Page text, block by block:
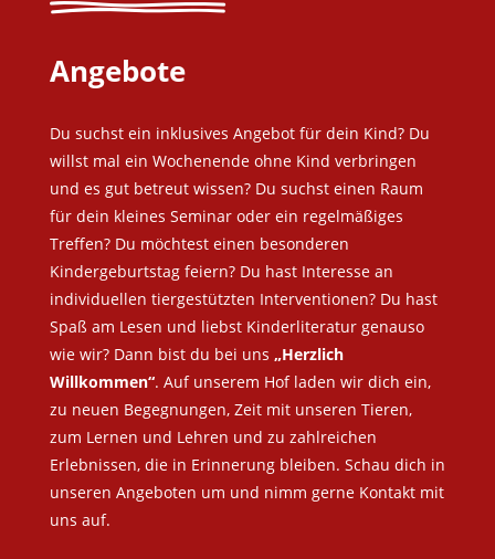
Angebote
Du suchst ein inklusives Angebot für dein Kind? Du
willst mal ein Wochenende ohne Kind verbringen
und es gut betreut wissen? Du suchst einen Raum
für dein kleines Seminar oder ein regelmäßiges
Treffen? Du möchtest einen besonderen
Kindergeburtstag feiern? Du hast Interesse an
individuellen tiergestützten Interventionen? Du hast
Spaß am Lesen und liebst Kinderliteratur genauso
wie wir? Dann bist du bei uns „Herzlich
Willkommen“. Auf unserem Hof laden wir dich ein,
zu neuen Begegnungen, Zeit mit unseren Tieren,
zum Lernen und Lehren und zu zahlreichen
Erlebnissen, die in Erinnerung bleiben. Schau dich in
unseren Angeboten um und nimm gerne Kontakt mit
uns auf.